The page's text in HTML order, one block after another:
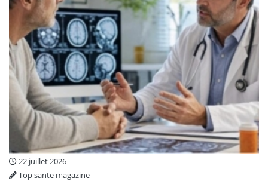
22 juillet 2026
Top sante magazine